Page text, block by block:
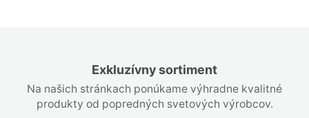
Exkluzívny sortiment
Na našich stránkach ponúkame výhradne kvalitné
produkty od popredných svetových výrobcov.